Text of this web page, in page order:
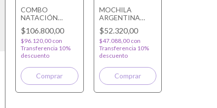
COMBO
NATACIÓN
BOCA
$106.800,00
$96.120,00 con
Transferencia 10%
descuento
MOCHILA
ARGENTINA
DIBU JARDÍN
$52.320,00
$47.088,00 con
Transferencia 10%
descuento